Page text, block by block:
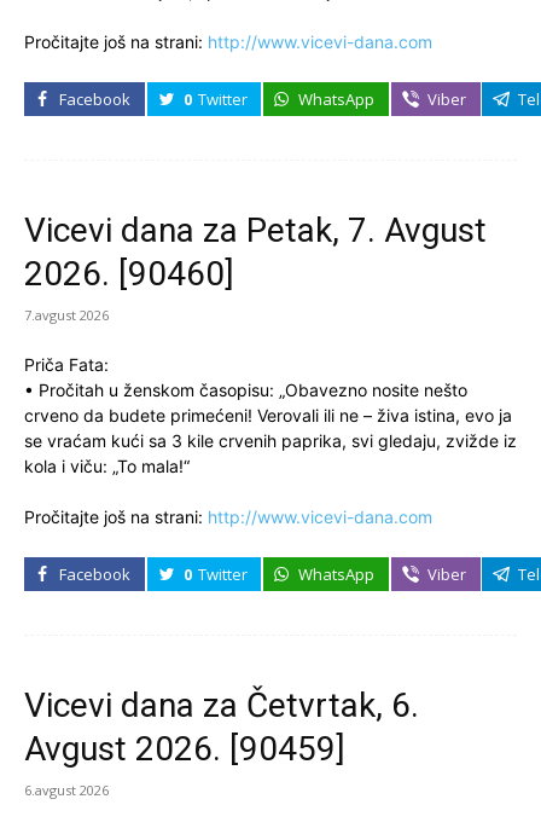
Pročitajte još na strani: http://www.vicevi-dana.com
Facebook 0 Twitter WhatsApp Viber
Vicevi dana za Petak, 7. Avgust
2026. [90460]
7.avgust 2026
Priča Fata:
• Pročitah u ženskom časopisu: „Obavezno nosite nešto
crveno da budete primećeni! Verovali ili ne – živa istina, evo ja
se vraćam kući sa 3 kile crvenih paprika, svi gledaju, zvižde iz
kola i viču: „To mala!“
Pročitajte još na strani: http://www.vicevi-dana.com
Facebook 0 Twitter WhatsApp Viber
Vicevi dana za Četvrtak, 6.
Avgust 2026. [90459]
6.avgust 2026